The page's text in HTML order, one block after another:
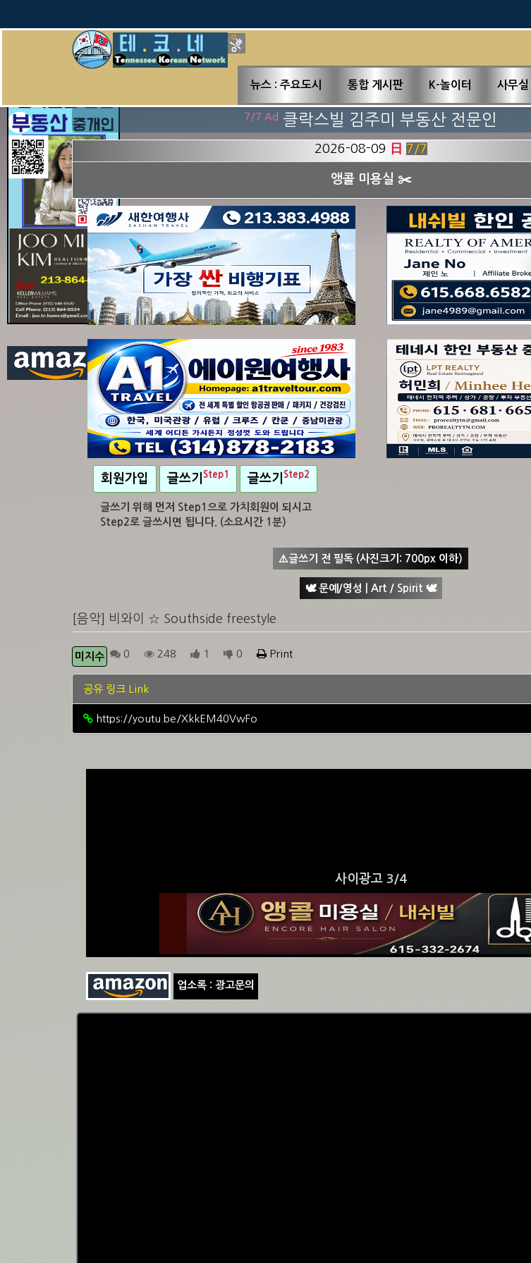
뉴스 : 주요도시 통합 게시판 K-놀이터 사무실
↓↓↓ 필必독 新업소록
1/7 Ad 머리 할 때가 되셨나요? 앵콜 미용실!
2026-08-09 日 7/7
앵콜 미용실 ✂️
회원가입 글쓰기 Step1 글쓰기 Step2
글쓰기 위해 먼저 Step1으로 가치회원이 되시고
Step2로 글쓰시면 됩니다. (소요시간 1분)
⚠️글쓰기 전 필독 (사진크기: 700px 이하)
🕊︎ 문예/영성 | Art / Spirit 🕊︎
[음악] 비와이 ☆ Southside freestyle
미지수 0 248 1 0 Print
공유 링크 Link
https://youtu.be/XkkEM40VwFo
사이광고 4/4
업소록 : 광고문의